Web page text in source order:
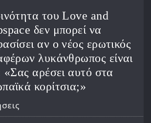
του Love and
δεν μπορεί να
αν ο νέος ερωτικός
λυκάνθρωπος είναι
«Σας αρέσει αυτό στα
κορίτσια;»